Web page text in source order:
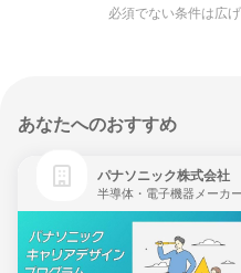
必須でない条件は広
あなたへのおすすめ
パナソニック株式会社
半導体・電子機器メーカー